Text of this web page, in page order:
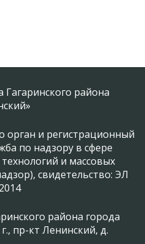
Гагаринского района
орган и регистрационный
по надзору в сфере
и массовых
свидетельство: ЭЛ
района города
пр-кт Ленинский, д.